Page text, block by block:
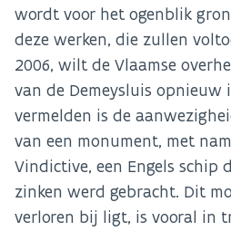
wordt voor het ogenblik
deze werken, die zullen
2006, wilt de Vlaamse
van de Demeysluis opnieuw
vermelden is de
van een monument, met
Vindictive, een Engels schip
zinken werd gebracht. Dit
verloren bij ligt, is vooral in